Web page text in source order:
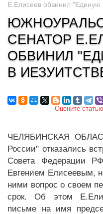
Е.Елисеев обвинил "Единую
СЕНАТОР
ОБВИНИЛ
В
Оцените
ЧЕЛЯБИНСКАЯ
России" отказались
Совета Федерации
Евгением Елисеевым,
ними вопрос о своем
срок. Об этом
письме на имя